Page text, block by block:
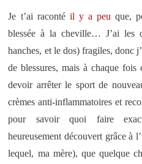
Je t’ai racontéil y a peu que,
blessée à la cheville… J’ai les
hanches, et le dos) fragiles, donc
de blessures, mais à chaque
devoir arrêter le sport de
crèmes anti-inflammatoires et
pour savoir quoi faire
heureusement découvert grâce à
lequel, ma mère), que quelque